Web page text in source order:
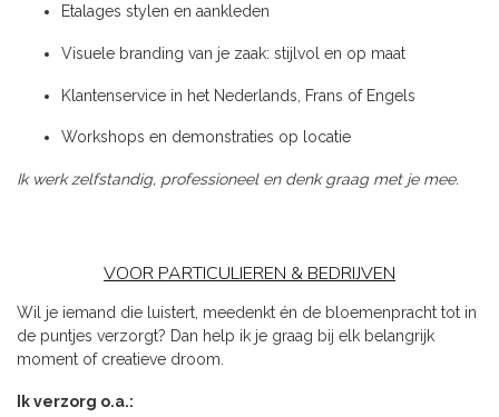
Etalages stylen en aankleden
Visuele branding van je zaak: stijlvol en op maat
Klantenservice in het Nederlands, Frans of Engels
Workshops en demonstraties op locatie
Ik werk zelfstandig, professioneel en denk graag met je mee.
VOOR PARTICULIEREN & BEDRIJVEN
Wil je iemand die luistert, meedenkt én de bloemenpracht tot in
de puntjes verzorgt? Dan help ik je graag bij elk belangrijk
moment of creatieve droom.
Ik verzorg o.a.: